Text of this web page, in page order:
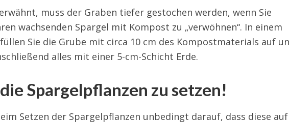
muss der Graben tiefer gestochen werden, wenn Sie
wachsenden Spargel mit Kompost zu „verwöhnen“. In einem
Sie die Grube mit circa 10 cm des Kompostmaterials auf
alles mit einer 5-cm-Schicht Erde.
Spargelpflanzen zu setzen!
Setzen der Spargelpflanzen unbedingt darauf, dass diese auf